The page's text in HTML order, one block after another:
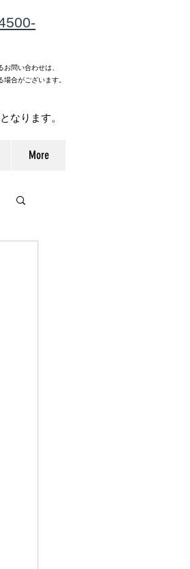
問い合わせは、
合がございます。
なります。
More